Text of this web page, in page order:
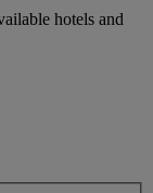
hotels and